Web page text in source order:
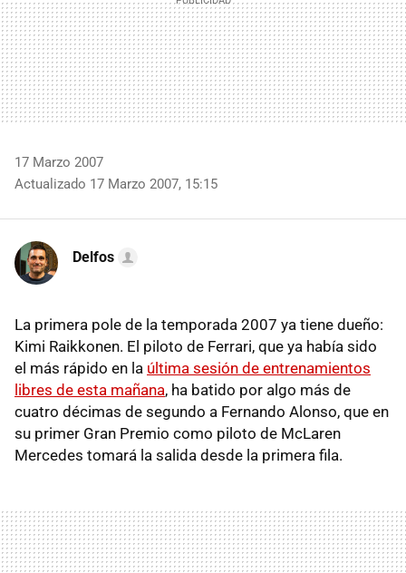
17 Marzo 2007
Actualizado 17 Marzo 2007, 15:15
Delfos
La primera pole de la temporada 2007 ya tiene dueño:
Kimi Raikkonen. El piloto de Ferrari, que ya había sido
el más rápido en la última sesión de entrenamientos
libres de esta mañana, ha batido por algo más de
cuatro décimas de segundo a Fernando Alonso, que en
su primer Gran Premio como piloto de McLaren
Mercedes tomará la salida desde la primera fila.